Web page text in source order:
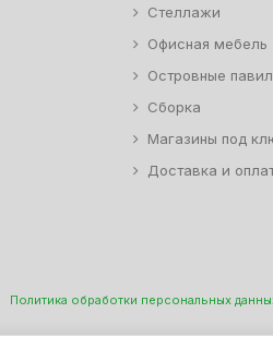
Стеллажи
Офисная мебель
Островные
Сборка
Магазины под
Доставка и
Политика обработки персональных